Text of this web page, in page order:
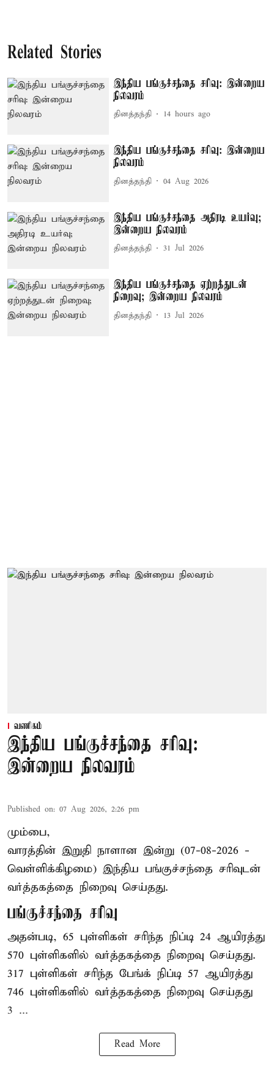
Related Stories
இந்திய பங்குச்சந்தை சரிவு: இன்றைய
நிலவரம்
தினத்தந்தி 14 hours ago
இந்திய பங்குச்சந்தை சரிவு: இன்றைய
நிலவரம்
தினத்தந்தி 04 Aug 2026
இந்திய பங்குச்சந்தை அதிரடி உயர்வு;
இன்றைய நிலவரம்
தினத்தந்தி 31 Jul 2026
இந்திய பங்குச்சந்தை ஏற்றத்துடன்
நிறைவு; இன்றைய நிலவரம்
தினத்தந்தி 13 Jul 2026
வணிகம்
இந்திய பங்குச்சந்தை சரிவு:
இன்றைய நிலவரம்
Published on: 07 Aug 2026, 2:26 pm
மும்பை,
வாரத்தின் இறுதி நாளான இன்று (07-08-2026 -
வெள்ளிக்கிழமை) இந்திய பங்குச்சந்தை சரிவுடன்
வர்த்தகத்தை நிறைவு செய்தது.
பங்குச்சந்தை சரிவு
அதன்படி, 65 புள்ளிகள் சரிந்த நிப்டி 24 ஆயிரத்து
570 புள்ளிகளில் வர்த்தகத்தை நிறைவு செய்தது.
317 புள்ளிகள் சரிந்த பேங்க் நிப்டி 57 ஆயிரத்து
746 புள்ளிகளில் வர்த்தகத்தை நிறைவு செய்தது
3 ...
Read More